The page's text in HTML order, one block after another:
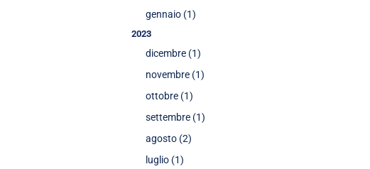
gennaio (1)
2023
dicembre (1)
novembre (1)
ottobre (1)
settembre (1)
agosto (2)
luglio (1)